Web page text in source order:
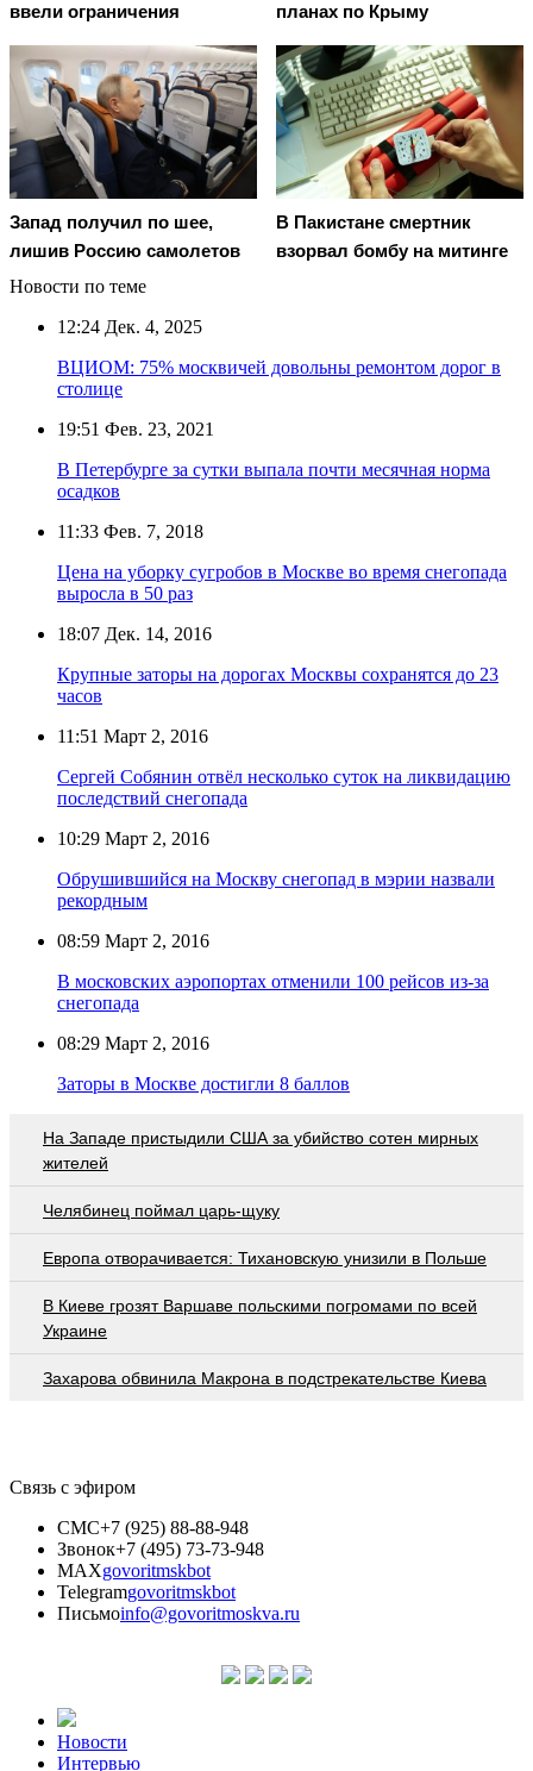
ввели ограничения планах по Крыму
Запад получил по шее,
лишив Россию самолетов
В Пакистане смертник
взорвал бомбу на митинге
Новости по теме
12:24 Дек. 4, 2025
ВЦИОМ: 75% москвичей довольны ремонтом дорог в
столице
19:51 Фев. 23, 2021
В Петербурге за сутки выпала почти месячная норма
осадков
11:33 Фев. 7, 2018
Цена на уборку сугробов в Москве во время снегопада
выросла в 50 раз
18:07 Дек. 14, 2016
Крупные заторы на дорогах Москвы сохранятся до 23
часов
11:51 Март 2, 2016
Сергей Собянин отвёл несколько суток на ликвидацию
последствий снегопада
10:29 Март 2, 2016
Обрушившийся на Москву снегопад в мэрии назвали
рекордным
08:59 Март 2, 2016
В московских аэропортах отменили 100 рейсов из-за
снегопада
08:29 Март 2, 2016
Заторы в Москве достигли 8 баллов
На Западе пристыдили США за убийство сотен мирных
жителей
Челябинец поймал царь-щуку
Европа отворачивается: Тихановскую унизили в Польше
В Киеве грозят Варшаве польскими погромами по всей
Украине
Захарова обвинила Макрона в подстрекательстве Киева
Связь с эфиром
СМС+7 (925) 88-88-948
Звонок+7 (495) 73-73-948
MAXgovoritmskbot
Telegramgovoritmskbot
Письмоinfo@govoritmoskva.ru
Новости
Интервью